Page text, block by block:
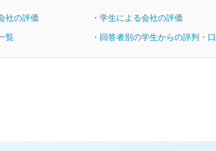
社の評価 ・学生による会社の評価
覧
・回答者別の学生からの評判・口